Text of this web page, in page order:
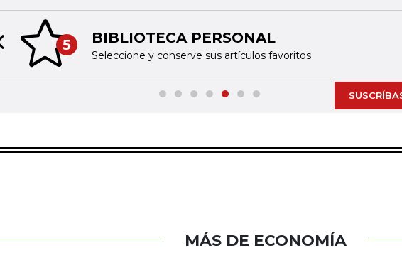
5 BIBLIOTECA PERSONAL
Seleccione y conserve sus artículos favoritos
slide
MÁS DE ECONOMÍA